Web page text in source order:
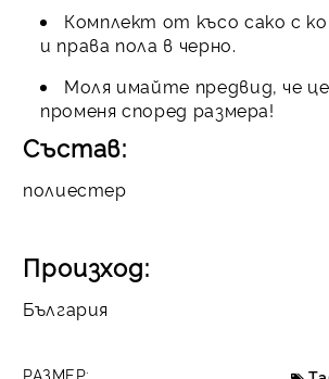
Комплект от късо сако с
и права пола в черно.
Моля имайте предвид, че
променя според размера!
Състав:
полиестер
Произход:
България
РАЗМЕР: